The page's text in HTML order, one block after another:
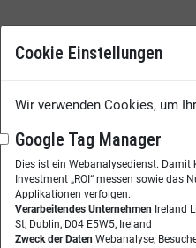
Cookie Einstellungen
Wir verwenden Cookies, um
Google Tag Manager
Dies ist ein Webanalysedienst. Damit
Investment „ROI“ messen sowie das
Applikationen verfolgen.
Verarbeitendes Unternehmen Ireland
St, Dublin, D04 E5W5, Ireland
Zweck der Daten Webanalyse,